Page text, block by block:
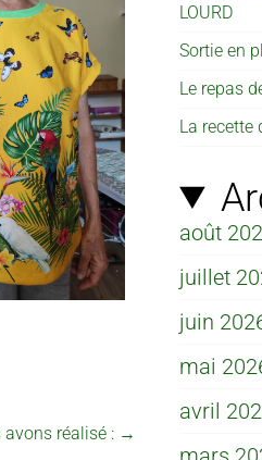
réalisé : →
LOURD
Sortie en
Le repas
La recette
août
juillet
juin
mai
avril